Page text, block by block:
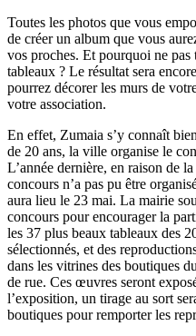
Toutes les photos que vous
de créer un album que vous
vos proches. Et pourquoi ne
tableaux ? Le résultat sera
pourrez décorer les murs de
votre association.
En effet, Zumaia s’y connaît
de 20 ans, la ville organise le
L’année dernière, en raison de
concours n’a pas pu être
aura lieu le 23 mai. La mairie
concours pour encourager la
les 37 plus beaux tableaux des
sélectionnés, et des
dans les vitrines des boutiques
de rue. Ces œuvres seront
l’exposition, un tirage au sort
boutiques pour remporter les